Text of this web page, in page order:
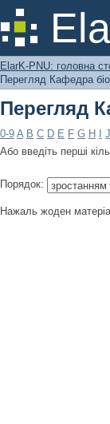
Перегляд
ElarK-PNU: головна
Перегляд Кафедра
Перегляд
0-9 A B C D E F G H J
Або введіть перші
Порядок:
Нажаль жоден